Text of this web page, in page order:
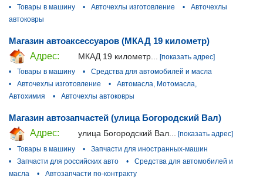
•
Товары в машину • Авточехлы изготовление •
Авточехлы
автоковры
Магазин автоаксессуаров (МКАД 19 километр)
Адрес:
МКАД 19 километр...
[показать адрес]
•
Товары в машину •
Средства для автомобилей и масла
•
Авточехлы изготовление •
Автомасла, Мотомасла,
Автохимия
• Авточехлы автоковры
Магазин автозапчастей (улица Богородский Вал)
Адрес:
улица Богородский Вал... [показать адрес]
•
Товары в машину •
Запчасти для иностранных-машин
•
Запчасти для российских авто •
Средства для автомобилей и
масла
• Автозапчасти по-контракту